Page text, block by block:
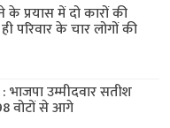
के प्रयास में दो कारों की
परिवार के चार लोगों की
उम्मीदवार सतीश
वोटों से आगे